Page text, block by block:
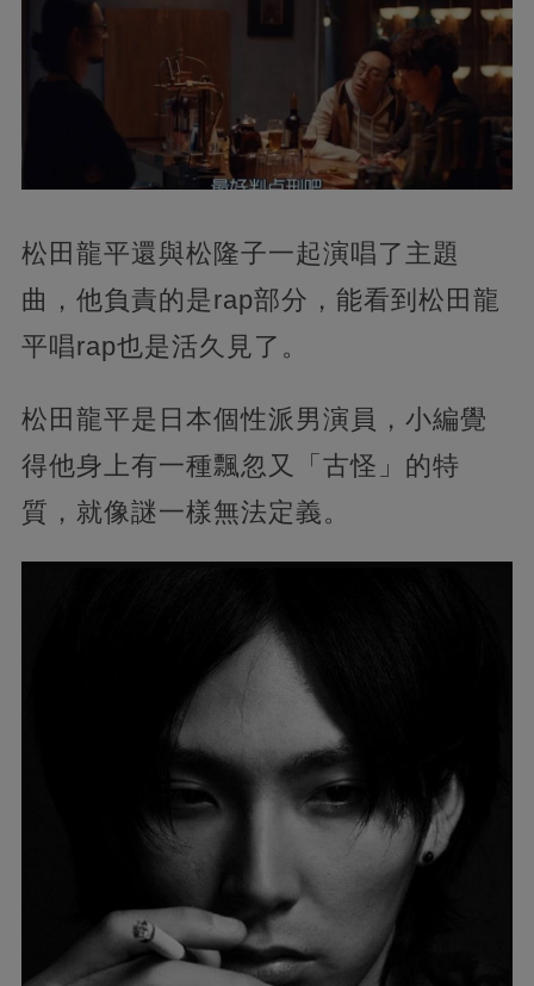
松田龍平還與松隆子一起演唱了主題
曲，他負責的是rap部分，能看到松田龍
平唱rap也是活久見了。
松田龍平是日本個性派男演員，小編覺
得他身上有一種飄忽又「古怪」的特
質，就像謎一樣無法定義。